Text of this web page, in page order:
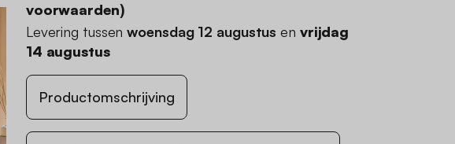
voorwaarden)
Levering tussenwoensdag 12 augustus en vrijdag
14 augustus
Productomschrijving